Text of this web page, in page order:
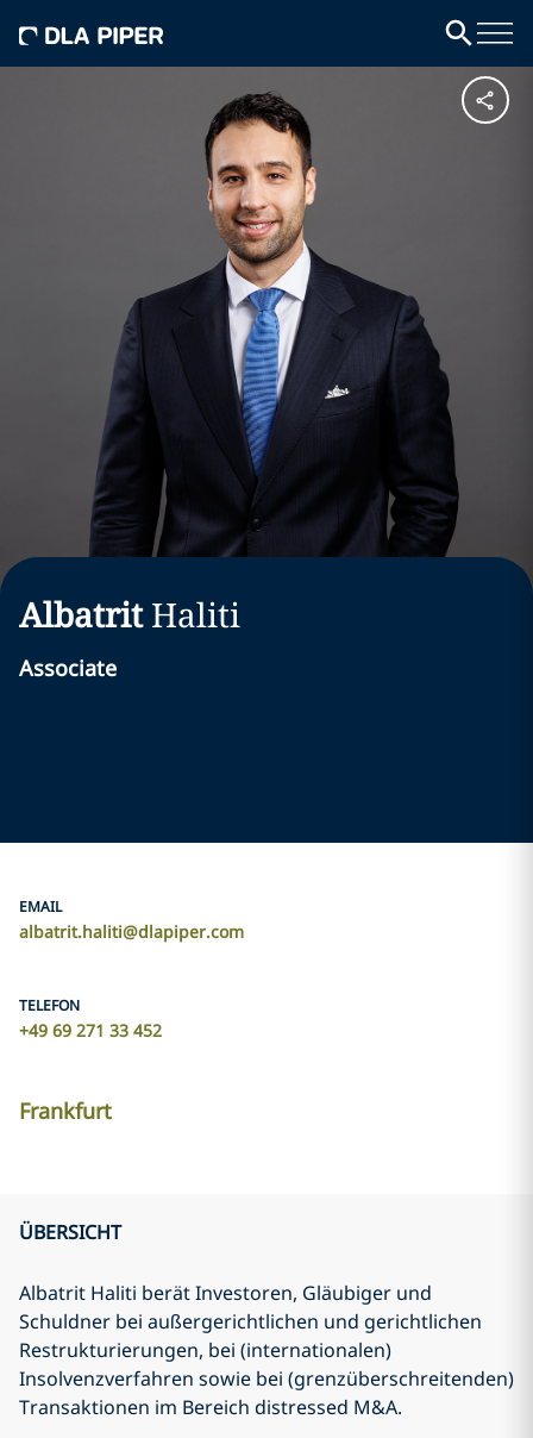
Albatrit Haliti
Associate
EMAIL
albatrit.haliti@dlapiper.com
TELEFON
+49 69 271 33 452
Frankfurt
ÜBERSICHT
Albatrit Haliti berät Investoren, Gläubiger und
Schuldner bei außergerichtlichen und gerichtlichen
Restrukturierungen, bei (internationalen)
Insolvenzverfahren sowie bei (grenzüberschreitenden)
Transaktionen im Bereich distressed M&A.